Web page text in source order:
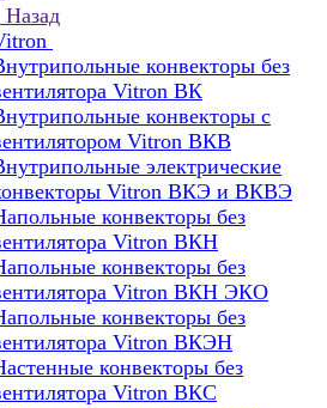
Назад
конвекторы без
Vitron ВК
конвекторы с
Vitron ВКВ
электрические
Vitron ВКЭ и ВКВЭ
конвекторы без
Vitron ВКН
конвекторы без
Vitron ВКН ЭКО
конвекторы без
Vitron ВКЭН
конвекторы без
Vitron ВКС